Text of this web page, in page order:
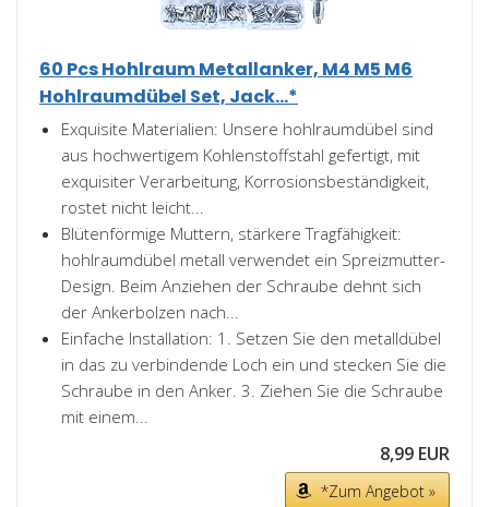
60 Pcs Hohlraum Metallanker, M4 M5 M6
Hohlraumdübel Set, Jack...*
Exquisite Materialien: Unsere hohlraumdübel sind
aus hochwertigem Kohlenstoffstahl gefertigt, mit
exquisiter Verarbeitung, Korrosionsbeständigkeit,
rostet nicht leicht...
Blütenförmige Muttern, stärkere Tragfähigkeit:
hohlraumdübel metall verwendet ein Spreizmutter-
Design. Beim Anziehen der Schraube dehnt sich
der Ankerbolzen nach...
Einfache Installation: 1. Setzen Sie den metalldübel
in das zu verbindende Loch ein und stecken Sie die
Schraube in den Anker. 3. Ziehen Sie die Schraube
mit einem...
8,99 EUR
*Zum Angebot »